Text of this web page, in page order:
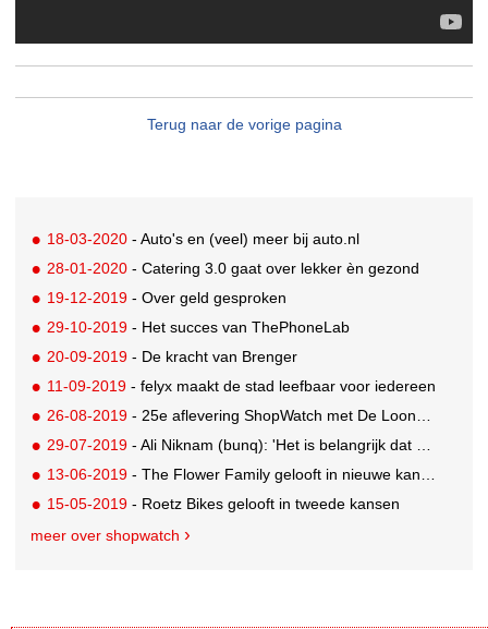
Terug naar de vorige pagina
18-03-2020 - Auto's en (veel) meer bij auto.nl
28-01-2020 - Catering 3.0 gaat over lekker èn gezond
19-12-2019 - Over geld gesproken
29-10-2019 - Het succes van ThePhoneLab
20-09-2019 - De kracht van Brenger
11-09-2019 - felyx maakt de stad leefbaar voor iedereen
26-08-2019 - 25e aflevering ShopWatch met De Loonbrouwerij
29-07-2019 - Ali Niknam (bunq): 'Het is belangrijk dat er diversiteit komt'
13-06-2019 - The Flower Family gelooft in nieuwe kansen
15-05-2019 - Roetz Bikes gelooft in tweede kansen
meer over shopwatch